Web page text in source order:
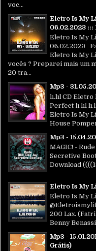
voc...
Eletro Is My
06.02.2023 :::
Eletro Is My
06.02.2023
Eletro Is My
vocês ? Preparei mais um
20 tra...
Mp3 -
lı.lıl CD
Perfect lı.lıl
Eletro Is My
House
Mp3 -
MAGIC! -
Secretive
Download
Eletro Is My
Eletro Is My
200 Lax.
Benny
Mp3 -
Grátis)